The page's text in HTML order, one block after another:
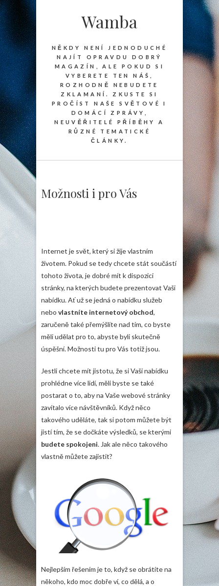
Wamba
NĚKDY NENÍ JEDNODUCHÉ
NAJÍT OPRAVDU DOBRÝ
MAGAZÍN, ALE POKUD SI
VYBERETE TEN NÁŠ,
ROZHODNĚ NEBUDETE
ZKLAMANÍ. ZKUSTE SI
PROČÍST NAŠE SVĚTOVÉ I
DOMÁCÍ ZPRÁVY,
NEUVĚŘITELÉ PŘÍBĚHY A
RŮZNÉ TEMATICKÉ
ČLÁNKY.
Možnosti i pro Vás
Internet je svět, který si žije vlastním
životem. Pokud se tedy chcete stát součástí
tohoto života, je dobré mít k dispozici
stránky, na kterých budete prezentovat Vaši
nabídku. Ať už se jedná o nabídku služeb
nebo vlastníte internetový obchod,
zaručeně také přemýšlíte nad tím, co byste
měli udělat pro to, abyste byli skutečně
úspěšní. Možnosti tu pro Vás totiž jsou.
Jestli chcete mít jistotu, že si Vaši nabídku
prohlédne více lidí, měli byste se také
postarat o to, aby na Vaše webové stránky
zavítalo více návštěvníků. Když něco
takového uděláte, tak si potom můžete být
jistí tím, že se dočkáte výsledků, se kterými
budete spokojeni. Jak ale něco takového
vlastně můžete zajistit?
Nejlepším řešením je to, když se obrátíte na
někoho, kdo moc dobře ví, co dělá, a o